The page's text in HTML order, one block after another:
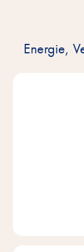
Energie,
Seit